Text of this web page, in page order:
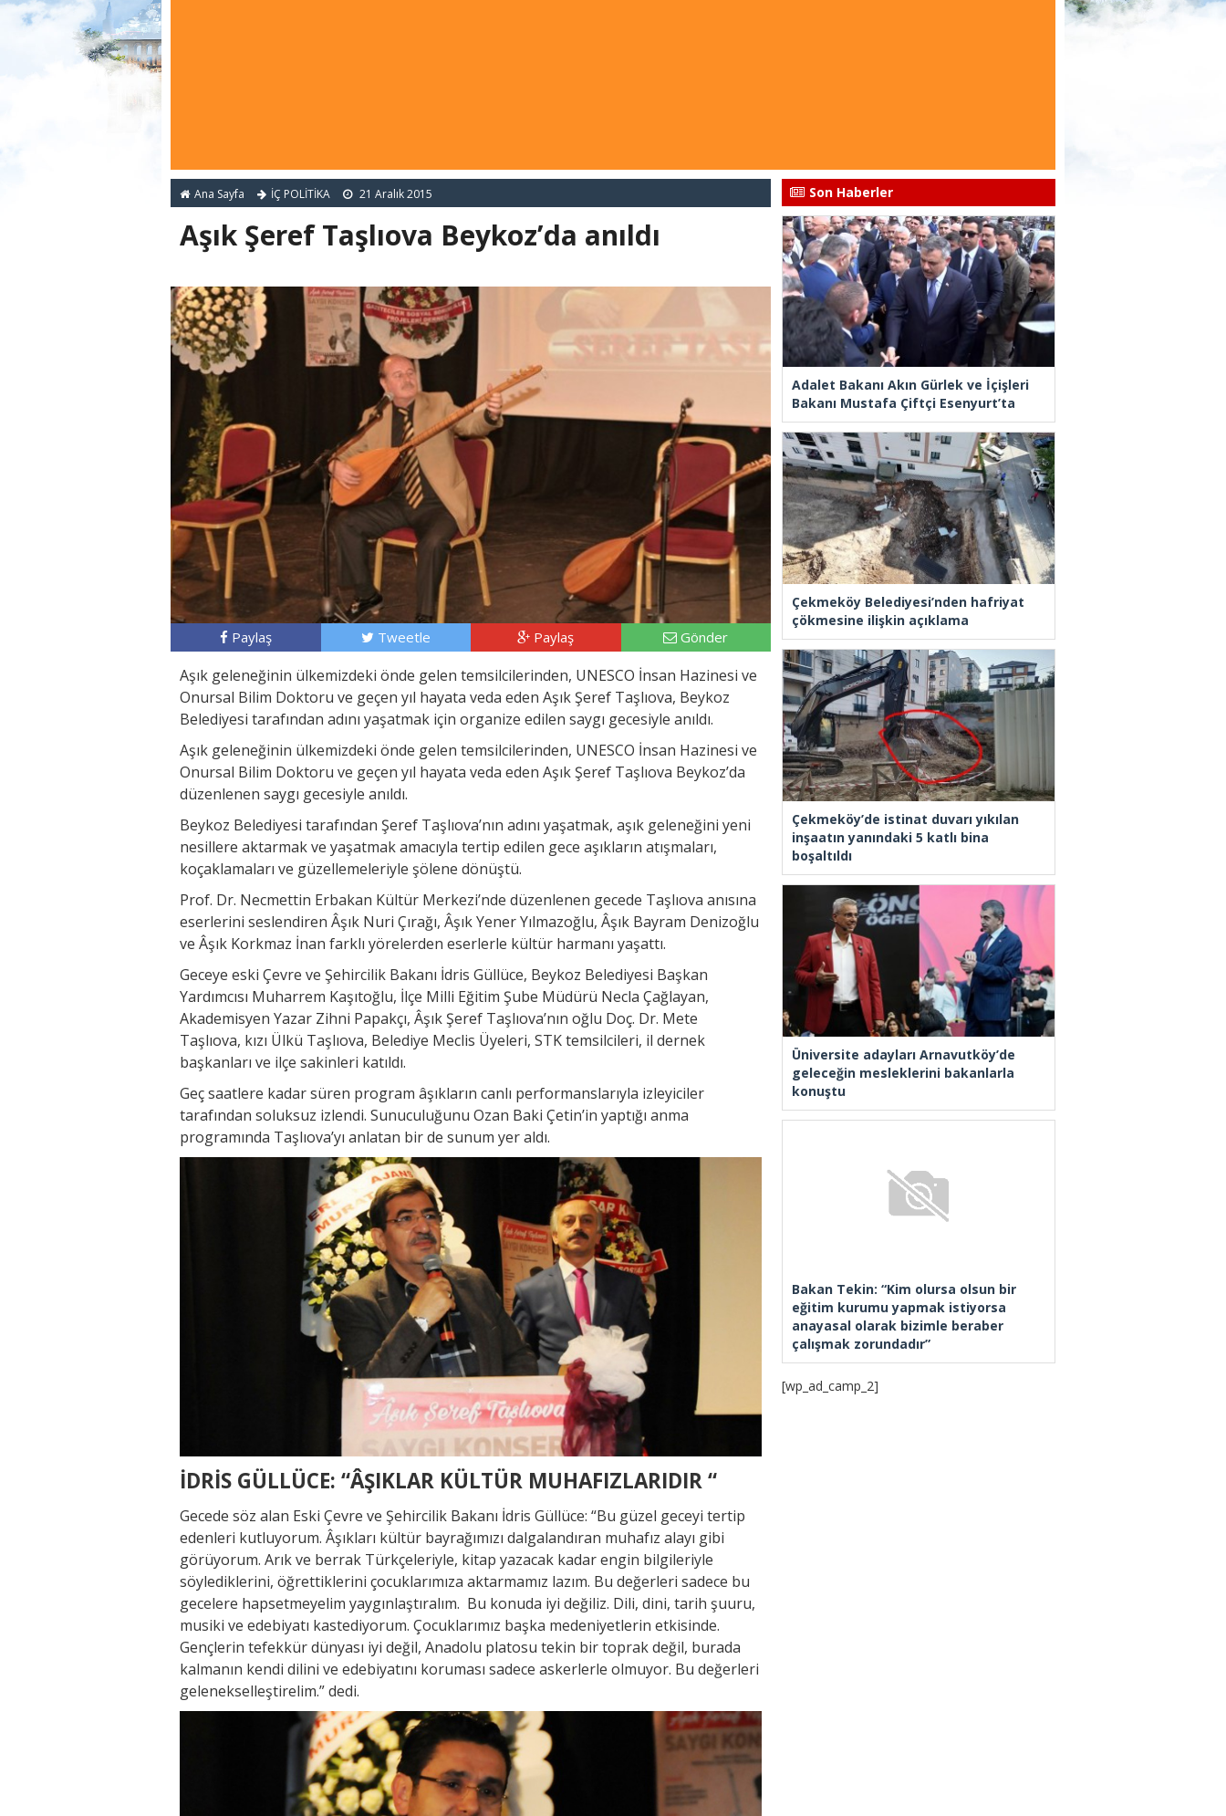
Ana Sayfa İÇ POLİTİKA 21 Aralık 2015
Aşık Şeref Taşlıova Beykoz’da anıldı
Paylaş Tweetle Paylaş Gönder
Aşık geleneğinin ülkemizdeki önde gelen temsilcilerinden, UNESCO İnsan Hazinesi ve
Onursal Bilim Doktoru ve geçen yıl hayata veda eden Aşık Şeref Taşlıova, Beykoz
Belediyesi tarafından adını yaşatmak için organize edilen saygı gecesiyle anıldı.
Aşık geleneğinin ülkemizdeki önde gelen temsilcilerinden, UNESCO İnsan Hazinesi ve
Onursal Bilim Doktoru ve geçen yıl hayata veda eden Aşık Şeref Taşlıova Beykoz’da
düzenlenen saygı gecesiyle anıldı.
Beykoz Belediyesi tarafından Şeref Taşlıova’nın adını yaşatmak, aşık geleneğini yeni
nesillere aktarmak ve yaşatmak amacıyla tertip edilen gece aşıkların atışmaları,
koçaklamaları ve güzellemeleriyle şölene dönüştü.
Prof. Dr. Necmettin Erbakan Kültür Merkezi’nde düzenlenen gecede Taşlıova anısına
eserlerini seslendiren Âşık Nuri Çırağı, Âşık Yener Yılmazoğlu, Âşık Bayram Denizoğlu
ve Âşık Korkmaz İnan farklı yörelerden eserlerle kültür harmanı yaşattı.
Geceye eski Çevre ve Şehircilik Bakanı İdris Güllüce, Beykoz Belediyesi Başkan
Yardımcısı Muharrem Kaşıtoğlu, İlçe Milli Eğitim Şube Müdürü Necla Çağlayan,
Akademisyen Yazar Zihni Papakçı, Âşık Şeref Taşlıova’nın oğlu Doç. Dr. Mete
Taşlıova, kızı Ülkü Taşlıova, Belediye Meclis Üyeleri, STK temsilcileri, il dernek
başkanları ve ilçe sakinleri katıldı.
Geç saatlere kadar süren program âşıkların canlı performanslarıyla izleyiciler
tarafından soluksuz izlendi. Sunuculuğunu Ozan Baki Çetin’in yaptığı anma
programında Taşlıova’yı anlatan bir de sunum yer aldı.
İDRİS GÜLLÜCE: “ÂŞIKLAR KÜLTÜR MUHAFIZLARIDIR “
Gecede söz alan Eski Çevre ve Şehircilik Bakanı İdris Güllüce: “Bu güzel geceyi tertip
edenleri kutluyorum. Âşıkları kültür bayrağımızı dalgalandıran muhafız alayı gibi
görüyorum. Arık ve berrak Türkçeleriyle, kitap yazacak kadar engin bilgileriyle
söylediklerini, öğrettiklerini çocuklarımıza aktarmamız lazım. Bu değerleri sadece bu
gecelere hapsetmeyelim yaygınlaştıralım. Bu konuda iyi değiliz. Dili, dini, tarih şuuru,
musiki ve edebiyatı kastediyorum. Çocuklarımız başka medeniyetlerin etkisinde.
Gençlerin tefekkür dünyası iyi değil, Anadolu platosu tekin bir toprak değil, burada
kalmanın kendi dilini ve edebiyatını koruması sadece askerlerle olmuyor. Bu değerleri
gelenekselleştirelim.” dedi.
Son Haberler
Adalet Bakanı Akın Gürlek ve İçişleri
Bakanı Mustafa Çiftçi Esenyurt’ta
Çekmeköy Belediyesi’nden hafriyat
çökmesine ilişkin açıklama
Çekmeköy’de istinat duvarı yıkılan
inşaatın yanındaki 5 katlı bina
boşaltıldı
Üniversite adayları Arnavutköy’de
geleceğin mesleklerini bakanlarla
konuştu
Bakan Tekin: “Kim olursa olsun bir
eğitim kurumu yapmak istiyorsa
anayasal olarak bizimle beraber
çalışmak zorundadır”
[wp_ad_camp_2]